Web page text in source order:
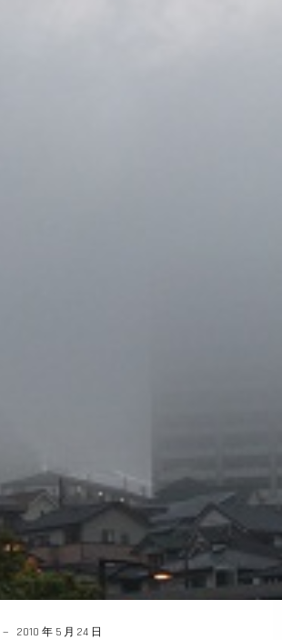
2010 年 5 月 24 日